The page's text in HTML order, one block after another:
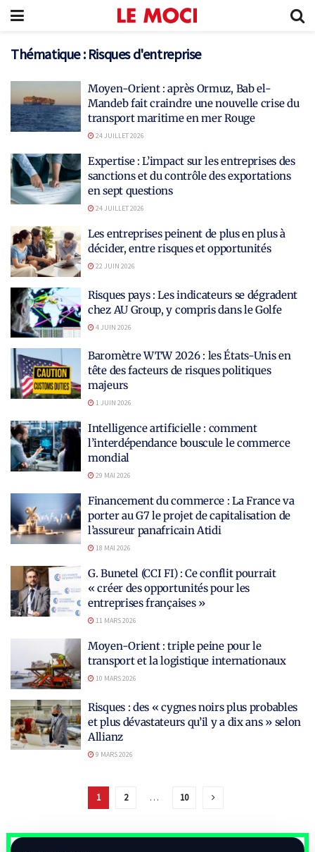
Thématique : Risques d'entreprise
Moyen-Orient : après Ormuz, Bab el-
Mandeb fait craindre une nouvelle crise du
transport maritime en mer Rouge
24 JUILLET 2026
Expertise : L’impact sur les entreprises des
sanctions et du contrôle des exportations
en sept questions
24 JUILLET 2026
Les entreprises peinent de plus en plus à
décider, entre risques et opportunités
22 JUIN 2026
Risques pays : Les indicateurs se dégradent
chez AU Group, y compris dans le Golfe
4 JUIN 2026
Baromètre WTW 2026 : les États-Unis en
tête des facteurs de risques politiques
majeurs
1 JUIN 2026
Intelligence artificielle : comment
l’interdépendance bouscule le commerce
mondial
29 MAI 2026
Financement du commerce : La France va
porter au G7 le projet de capitalisation de
l’assureur panafricain Atidi
18 MAI 2026
G. Bunetel (CCI FI) : Ce conflit pourrait
« créer des opportunités pour les
entreprises françaises »
11 MARS 2026
Moyen-Orient : triple peine pour le
transport et la logistique internationaux
10 MARS 2026
Risques : des « cygnes noirs plus probables
et plus dévastateurs qu’il y a dix ans » selon
Allianz
9 MARS 2026
1 2 … 10